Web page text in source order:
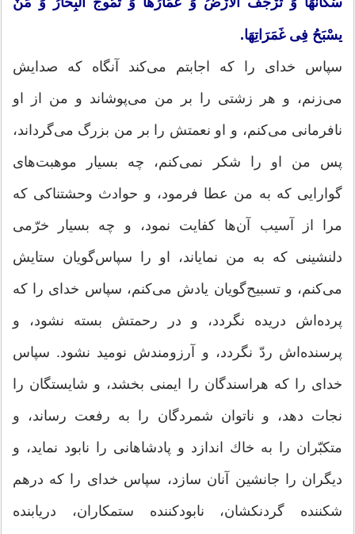
یسْبَحُ فِی غَمَرَاتِهَا.
سپاس خدای را كه اجابتم می‌كند آنگاه كه صدایش
می‌زنم، و هر زشتی را بر من می‌پوشاند و من از او
نافرمانی می‌كنم، و او نعمتش را بر من بزرگ می‌گرداند،
پس من او را شكر نمی‌كنم، چه بسیار موهبت‌های
گوارایی كه به من عطا فرمود، و حوادث وحشتناكی كه
مرا از آسیب آن‌ها كفایت نمود، و چه بسیار خرّمی
دلنشینی كه به من نمایاند، او را سپاس‌گویان ستایش
می‌كنم، و تسبیح‌گویان یادش می‌كنم، سپاس خدای را كه
پرده‌اش دریده نگردد، و در رحمتش بسته نشود، و
پرسنده‌اش ردّ نگردد، و آرزومندش نومید نشود. سپاس
خدای را كه هراسندگان را ایمنی بخشد، و شایستگان را
نجات دهد، و ناتوان شمردگان را به رفعت رساند، و
متكبّران را به خاك اندازد و پادشاهانی را نابود نماید، و
دیگران را جانشین آنان سازد، سپاس خدای را كه درهم
شكننده گردنكشان، نابودكننده ستمكاران، دریابنده